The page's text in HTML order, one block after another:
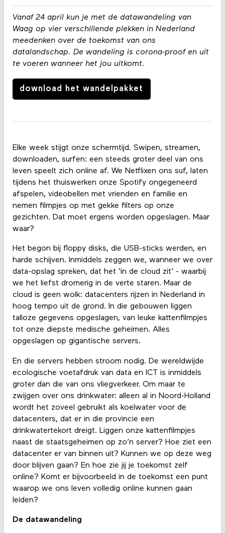
Vanaf 24 april kun je met de datawandeling van
Waag op vier verschillende plekken in Nederland
meedenken over de toekomst van ons
datalandschap. De wandeling is corona-proof en uit
te voeren wanneer het jou uitkomt.
download het wandelpakket
Elke week stijgt onze schermtijd. Swipen, streamen,
downloaden, surfen: een steeds groter deel van ons
leven speelt zich online af. We Netflixen ons suf, laten
tijdens het thuiswerken onze Spotify ongegeneerd
afspelen, videobellen met vrienden en familie en
nemen filmpjes op met gekke filters op onze
gezichten. Dat moet ergens worden opgeslagen. Maar
waar?
Het begon bij floppy disks, die USB-sticks werden, en
harde schijven. Inmiddels zeggen we, wanneer we over
data-opslag spreken, dat het ‘in de cloud zit’ - waarbij
we het liefst dromerig in de verte staren. Maar de
cloud is geen wolk: datacenters rijzen in Nederland in
hoog tempo uit de grond. In die gebouwen liggen
talloze gegevens opgeslagen, van leuke kattenfilmpjes
tot onze diepste medische geheimen. Alles
opgeslagen op gigantische servers.
En die servers hebben stroom nodig. De wereldwijde
ecologische voetafdruk van data en ICT is inmiddels
groter dan die van ons vliegverkeer. Om maar te
zwijgen over ons drinkwater: alleen al in Noord-Holland
wordt het zoveel gebruikt als koelwater voor de
datacenters, dat er in die provincie een
drinkwatertekort dreigt. Liggen onze kattenfilmpjes
naast de staatsgeheimen op zo’n server? Hoe ziet een
datacenter er van binnen uit? Kunnen we op deze weg
door blijven gaan? En hoe zie jij je toekomst zelf
online? Komt er bijvoorbeeld in de toekomst een punt
waarop we ons leven volledig online kunnen gaan
leiden?
De datawandeling